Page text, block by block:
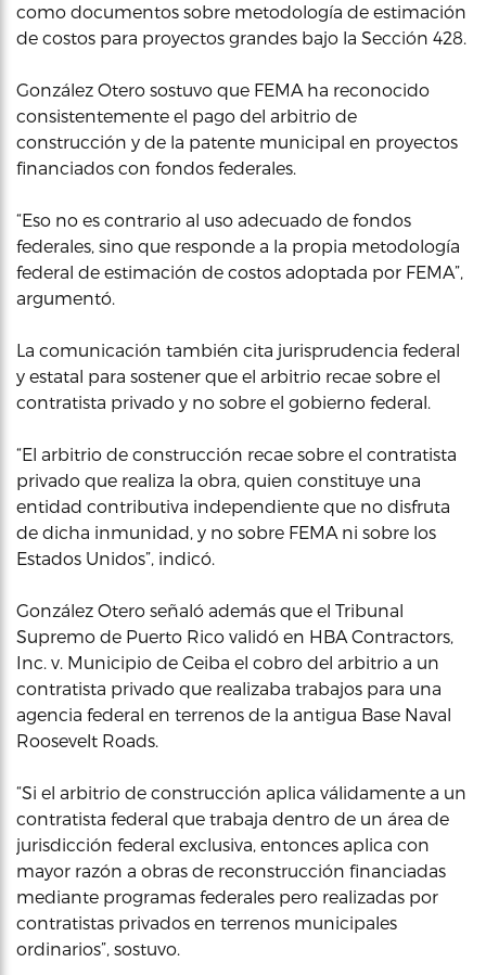
como documentos sobre metodología de estimación
de costos para proyectos grandes bajo la Sección 428.
González Otero sostuvo que FEMA ha reconocido
consistentemente el pago del arbitrio de
construcción y de la patente municipal en proyectos
financiados con fondos federales.
“Eso no es contrario al uso adecuado de fondos
federales, sino que responde a la propia metodología
federal de estimación de costos adoptada por FEMA”,
argumentó.
La comunicación también cita jurisprudencia federal
y estatal para sostener que el arbitrio recae sobre el
contratista privado y no sobre el gobierno federal.
“El arbitrio de construcción recae sobre el contratista
privado que realiza la obra, quien constituye una
entidad contributiva independiente que no disfruta
de dicha inmunidad, y no sobre FEMA ni sobre los
Estados Unidos”, indicó.
González Otero señaló además que el Tribunal
Supremo de Puerto Rico validó en HBA Contractors,
Inc. v. Municipio de Ceiba el cobro del arbitrio a un
contratista privado que realizaba trabajos para una
agencia federal en terrenos de la antigua Base Naval
Roosevelt Roads.
“Si el arbitrio de construcción aplica válidamente a un
contratista federal que trabaja dentro de un área de
jurisdicción federal exclusiva, entonces aplica con
mayor razón a obras de reconstrucción financiadas
mediante programas federales pero realizadas por
contratistas privados en terrenos municipales
ordinarios”, sostuvo.